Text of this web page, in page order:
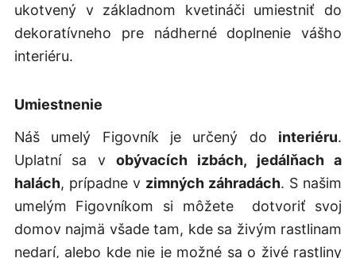
ukotvený v základnom kvetináči umiestniť do
dekoratívneho pre nádherné doplnenie vášho
interiéru.
Umiestnenie
Náš umelý Figovník je určený do interiéru.
Uplatní sa v obývacích izbách, jedálňach a
halách, prípadne v zimných záhradách. S našim
umelým Figovníkom si môžete dotvoriť svoj
domov najmä všade tam, kde sa živým rastlinam
nedarí, alebo kde nie je možné sa o živé rastliny